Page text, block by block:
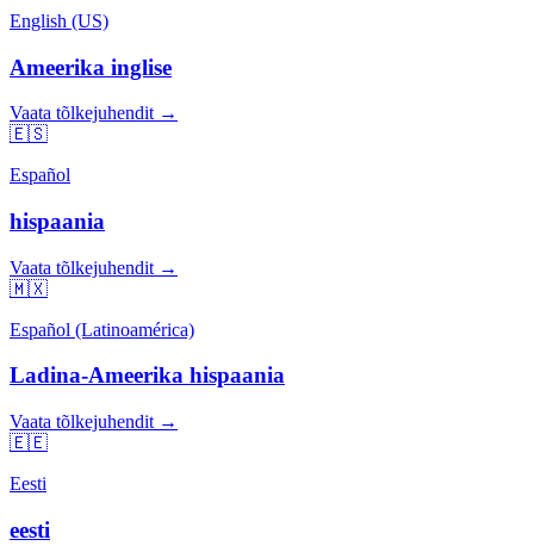
English (US)
Ameerika inglise
Vaata tõlkejuhendit →
🇪🇸
Español
hispaania
Vaata tõlkejuhendit →
🇲🇽
Español (Latinoamérica)
Ladina-Ameerika hispaania
Vaata tõlkejuhendit →
🇪🇪
Eesti
eesti